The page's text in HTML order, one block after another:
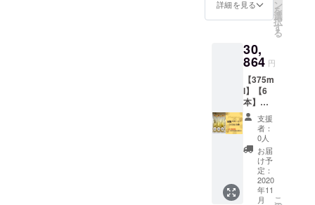
存方
法：涼
保管し
てくだ
さい。
※1，2年
冷暗所
で寝か
せるこ
とで濃
厚な味
わいに
なりま
す。
白ワイ
ンのよ
味に、
ウイス
キーを
思わせ
る大人
な香
り。
〈Hone
y mee
～米麹
～〉 蜂
蜜：北
海道産
菩提樹
酸化防
生か
し、日
本独自
の美味
しい蜂
蜜酒が
出来上
がりま
した。
〈Hone
mee〉
〈金箔
Honey
からお
き、4本
セット
をお届
け致し
ます。*
＊。・
無着
色、無
香料、
酸化防
止剤不
使用。
素材を
生か
【5％オ
フ】
得】 ス
タン
ダード
菩提樹
Honey
mee〈5
20ml〉
と金箔
Honey
mee〈5
20ml〉
と米麹
Honey
mee〈5
詳細を見る ン
を
選
択
す
る
30,
864 円
【375m
l】【6
本】
【金
箔】
【送料
込み】
【10％
オフ】
金箔
Honey
支援
者：
0人
お届
け予
定：
2020
年11
月
こ